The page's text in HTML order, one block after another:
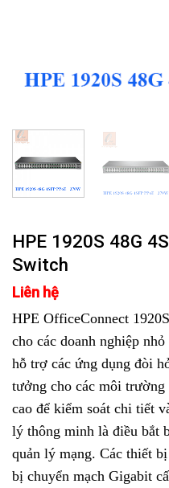
HPE 1920S 48G
Switch
Liên hệ
HPE OfficeConnect
cho các doanh nghiệp
hỗ trợ các ứng dụng đòi
tưởng cho các môi trường
cao để kiểm soát chi tiết
lý thông minh là điều bắt
quản lý mạng. Các thiết
bị chuyển mạch Gigabit